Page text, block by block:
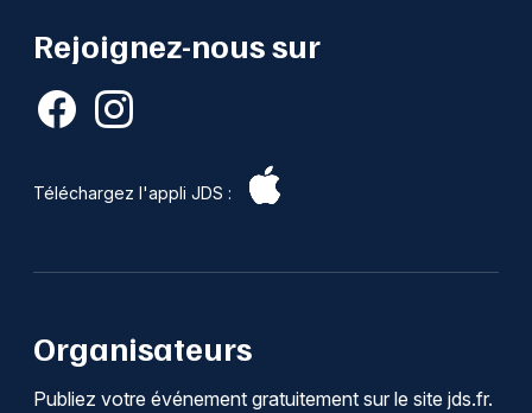
Rejoignez-nous sur
Téléchargez l'appli JDS :
Organisateurs
Publiez votre événement gratuitement sur le site jds.fr.